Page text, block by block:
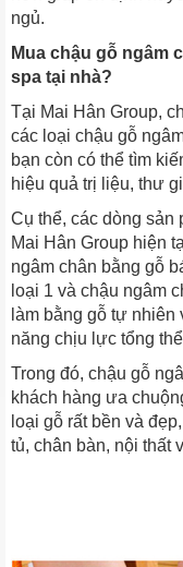
ngủ.
Mua chậu gỗ ngâm
spa tại nhà?
Tại Mai Hân Group,
các loại chậu gỗ
bạn còn có thể tìm
hiệu quả trị liệu, thư
Cụ thể, các dòng sản
Mai Hân Group hiện
ngâm chân bằng gỗ
loại 1 và chậu ngâm
làm bằng gỗ tự nhiên
năng chịu lực tổng
Trong đó, chậu gỗ
khách hàng ưa
loại gỗ rất bền và
tủ, chân bàn, nội thất